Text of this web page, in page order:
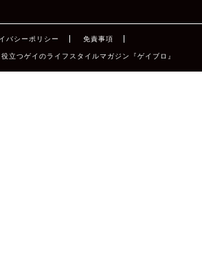
バシーポリシー 免責事項
つゲイのライフスタイルマガジン『ゲイブロ』